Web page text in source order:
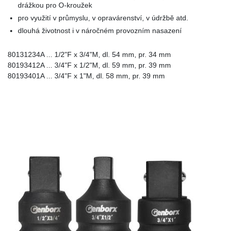
drážkou pro O-kroužek
pro využití v průmyslu, v opravárenství, v údržbě atd.
dlouhá životnost i v náročném provozním nasazení
80131234A ... 1/2"F x 3/4"M, dl. 54 mm, pr. 34 mm
80193412A ... 3/4"F x 1/2"M, dl. 59 mm, pr. 39 mm
80193401A ... 3/4"F x 1"M, dl. 58 mm, pr. 39 mm